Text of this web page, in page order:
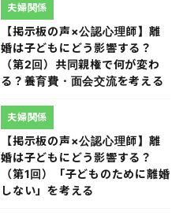
【掲示板の声×公認心理師】離
婚は子どもにどう影響する？
（第2回）共同親権で何が変わ
る？養育費・面会交流を考える
夫婦関係
【掲示板の声×公認心理師】離
婚は子どもにどう影響する？
（第1回）「子どものために離婚
しない」を考える
夫婦関係